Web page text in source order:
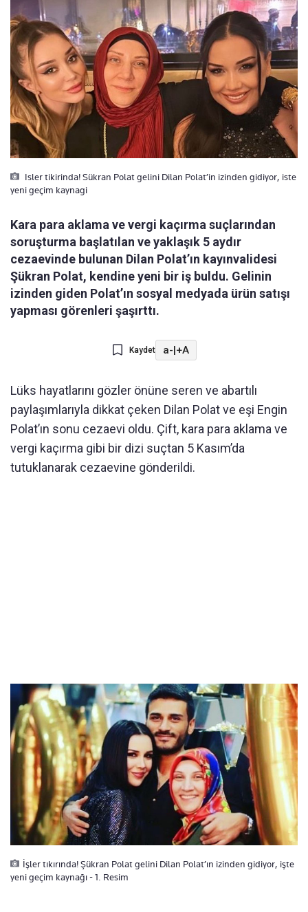
Isler tikirinda! Sükran Polat gelini Dilan Polat’in izinden gidiyor, iste
yeni geçim kaynagi
Kara para aklama ve vergi kaçırma suçlarından
soruşturma başlatılan ve yaklaşık 5 aydır
cezaevinde bulunan Dilan Polat’ın kayınvalidesi
Şükran Polat, kendine yeni bir iş buldu. Gelinin
izinden giden Polat’ın sosyal medyada ürün satışı
yapması görenleri şaşırttı.
Kaydet a-|+A
Lüks hayatlarını gözler önüne seren ve abartılı
paylaşımlarıyla dikkat çeken Dilan Polat ve eşi Engin
Polat’ın sonu cezaevi oldu. Çift, kara para aklama ve
vergi kaçırma gibi bir dizi suçtan 5 Kasım’da
tutuklanarak cezaevine gönderildi.
İşler tıkırında! Şükran Polat gelini Dilan Polat’ın izinden gidiyor, işte
yeni geçim kaynağı - 1. Resim